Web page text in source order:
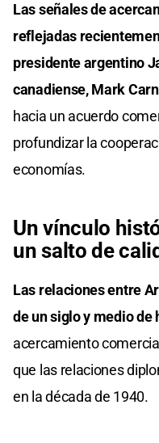
Las señales de
reflejadas
presidente argentino
canadiense, Mark
hacia un acuerdo
profundizar la
economías.
Un vínculo
un salto de
Las relaciones entre
de un siglo y medio de
acercamiento
que las relaciones
en la década de 1940.